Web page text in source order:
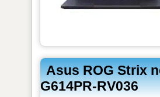
Asus ROG Strix
G614PR-RV036